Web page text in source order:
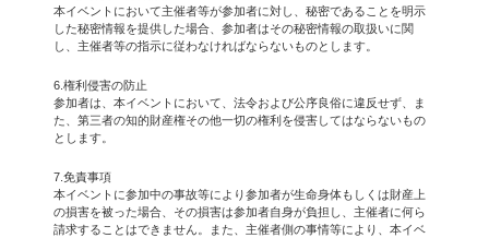
本イベントにおいて主催者等が参加者に対し、秘密であることを明示
した秘密情報を提供した場合、参加者はその秘密情報の取扱いに関
し、主催者等の指示に従わなければならないものとします。
6.権利侵害の防止
参加者は、本イベントにおいて、法令および公序良俗に違反せず、ま
た、第三者の知的財産権その他一切の権利を侵害してはならないもの
とします。
7.免責事項
本イベントに参加中の事故等により参加者が生命身体もしくは財産上
の損害を被った場合、その損害は参加者自身が負担し、主催者に何ら
請求することはできません。また、主催者側の事情等により、本イベ